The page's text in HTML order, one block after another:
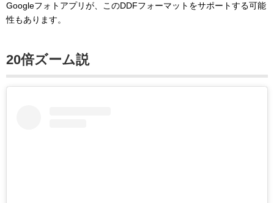
Googleフォトアプリが、このDDFフォーマットをサポートする可能
性もあります。
20倍ズーム説